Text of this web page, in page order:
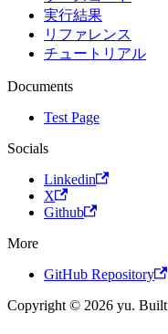
実行結果
リファレンス
チュートリアル
Documents
Test Page
Socials
Linkedin
X
Github
More
GitHub Repository
Copyright © 2026 yu. Built